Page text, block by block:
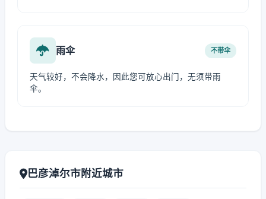
雨伞 不带伞
天气较好，不会降水，因此您可放心出门，无须带雨
伞。
巴彦淖尔市附近城市